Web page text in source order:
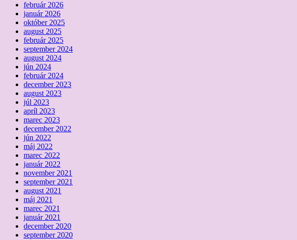
február 2026
január 2026
október 2025
august 2025
február 2025
september 2024
august 2024
jún 2024
február 2024
december 2023
august 2023
júl 2023
apríl 2023
marec 2023
december 2022
jún 2022
máj 2022
marec 2022
január 2022
november 2021
september 2021
august 2021
máj 2021
marec 2021
január 2021
december 2020
september 2020